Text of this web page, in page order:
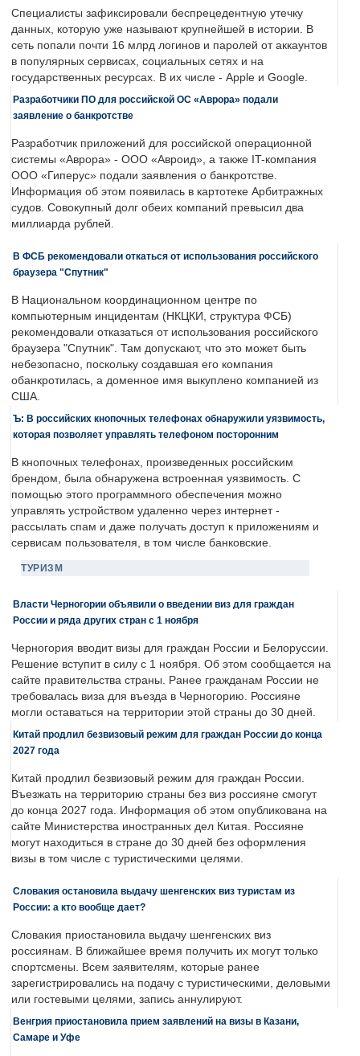
Специалисты зафиксировали беспрецедентную утечку
данных, которую уже называют крупнейшей в истории. В
сеть попали почти 16 млрд логинов и паролей от аккаунтов
в популярных сервисах, социальных сетях и на
государственных ресурсах. В их числе - Apple и Google.
Разработчики ПО для российской ОС «Аврора» подали
заявление о банкротстве
Разработчик приложений для российской операционной
системы «Аврора» - ООО «Авроид», а также IT-компания
ООО «Гиперус» подали заявления о банкротстве.
Информация об этом появилась в картотеке Арбитражных
судов. Совокупный долг обеих компаний превысил два
миллиарда рублей.
В ФСБ рекомендовали откаться от использования российского
браузера "Спутник"
В Национальном координационном центре по
компьютерным инцидентам (НКЦКИ, структура ФСБ)
рекомендовали отказаться от использования российского
браузера "Спутник". Там допускают, что это может быть
небезопасно, поскольку создавшая его компания
обанкротилась, а доменное имя выкуплено компанией из
США.
Ъ: В российских кнопочных телефонах обнаружили уязвимость,
которая позволяет управлять телефоном посторонним
В кнопочных телефонах, произведенных российским
брендом, была обнаружена встроенная уязвимость. С
помощью этого программного обеспечения можно
управлять устройством удаленно через интернет -
рассылать спам и даже получать доступ к приложениям и
сервисам пользователя, в том числе банковские.
ТУРИЗМ
Власти Черногории объявили о введении виз для граждан
России и ряда других стран с 1 ноября
Черногория вводит визы для граждан России и Белоруссии.
Решение вступит в силу с 1 ноября. Об этом сообщается на
сайте правительства страны. Ранее гражданам России не
требовалась виза для въезда в Черногорию. Россияне
могли оставаться на территории этой страны до 30 дней.
Китай продлил безвизовый режим для граждан России до конца
2027 года
Китай продлил безвизовый режим для граждан России.
Въезжать на территорию страны без виз россияне смогут
до конца 2027 года. Информация об этом опубликована на
сайте Министерства иностранных дел Китая. Россияне
могут находиться в стране до 30 дней без оформления
визы в том числе с туристическими целями.
Словакия остановила выдачу шенгенских виз туристам из
России: а кто вообще дает?
Словакия приостановила выдачу шенгенских виз
россиянам. В ближайшее время получить их могут только
спортсмены. Всем заявителям, которые ранее
зарегистрировались на подачу с туристическими, деловыми
или гостевыми целями, запись аннулируют.
Венгрия приостановила прием заявлений на визы в Казани,
Самаре и Уфе